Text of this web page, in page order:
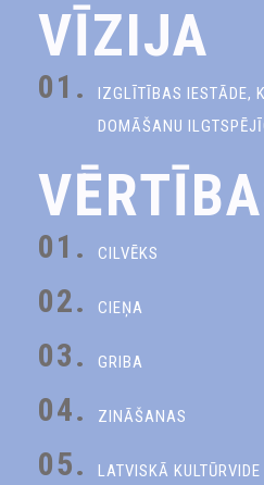
VĪZIJA
01.
IZGLĪTĪBAS IESTĀDE,
DOMĀŠANU
01. CILVĒKS
02. CIEŅA
03. GRIBA
04. ZINĀŠANAS
05. LATVISKĀ KULTŪRVIDE